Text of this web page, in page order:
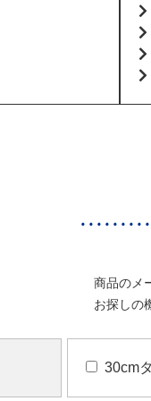
商品のメ
お探しの
30cm